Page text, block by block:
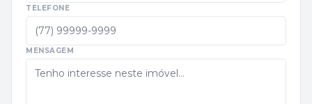
TELEFONE
MENSAGEM